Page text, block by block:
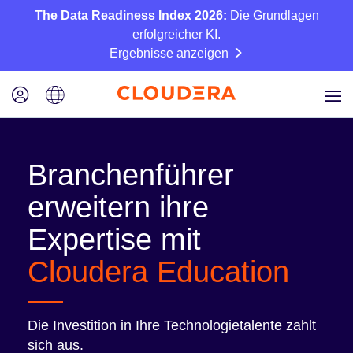
The Data Readiness Index 2026: Die Grundlagen
erfolgreicher KI.
Ergebnisse anzeigen
Branchenführer
erweitern ihre
Expertise mit
Cloudera Education
Die Investition in Ihre Technologietalente zahlt
sich aus.